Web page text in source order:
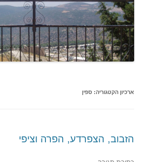
ארכיון הקטגוריה: ספין
הזבוב, הצפרדע, הפרה וציפי